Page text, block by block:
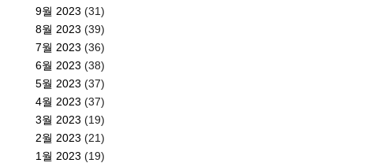
9월 2023 (31)
8월 2023 (39)
7월 2023 (36)
6월 2023 (38)
5월 2023 (37)
4월 2023 (37)
3월 2023 (19)
2월 2023 (21)
1월 2023 (19)